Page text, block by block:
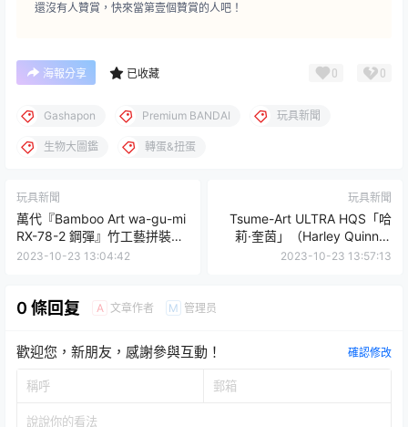
還沒有人贊賞，快來當第壹個贊賞的人吧！
海報分享 已收藏 0 0
Gashapon Premium BANDAI 玩具新聞
生物大圖鑑 轉蛋&扭蛋
玩具新聞
萬代『Bamboo Art wa-gu-mi
RX-78-2 鋼彈』竹工藝拼裝模
型 由421片零件組成、高27公
2023-10-23 13:04:42
玩具新聞
Tsume-Art ULTRA HQS「哈
莉·奎茵」（Harley Quinn）
1/6 比例場景雕像 豐沛造型細
2023-10-23 13:57:13
0 條回复 A 文章作者 M 管理员
歡迎您，新朋友，感謝參與互動！ 確認修改